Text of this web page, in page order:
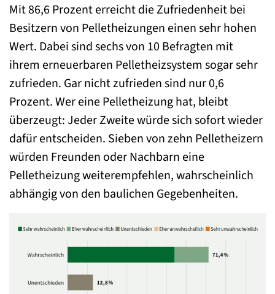
Mit 86,6 Prozent erreicht die Zufriedenheit bei
Besitzern von Pelletheizungen einen sehr hohen
Wert. Dabei sind sechs von 10 Befragten mit
ihrem erneuerbaren Pelletheizsystem sogar sehr
zufrieden. Gar nicht zufrieden sind nur 0,6
Prozent. Wer eine Pelletheizung hat, bleibt
überzeugt: Jeder Zweite würde sich sofort wieder
dafür entscheiden. Sieben von zehn Pelletheizern
würden Freunden oder Nachbarn eine
Pelletheizung weiterempfehlen, wahrscheinlich
abhängig von den baulichen Gegebenheiten.